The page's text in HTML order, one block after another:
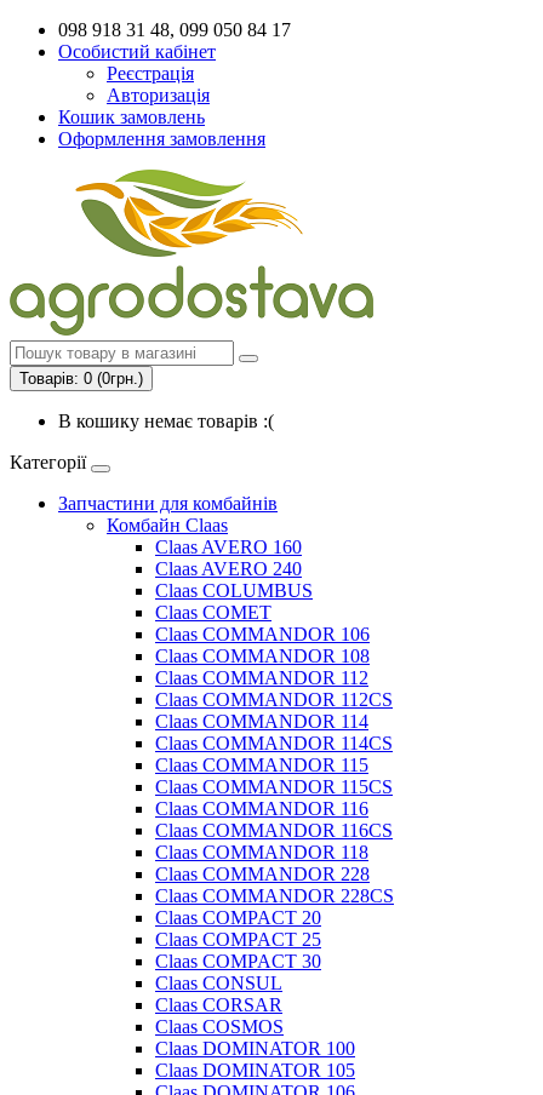
098 918 31 48, 099 050 84 17
Особистий кабінет
Реєстрація
Авторизація
Кошик замовлень
Оформлення замовлення
Товарів: 0 (0грн.)
В кошику немає товарів :(
Категорії
Запчастини для комбайнів
Комбайн Claas
Claas AVERO 160
Claas AVERO 240
Claas COLUMBUS
Claas COMET
Claas COMMANDOR 106
Claas COMMANDOR 108
Claas COMMANDOR 112
Claas COMMANDOR 112CS
Claas COMMANDOR 114
Claas COMMANDOR 114CS
Claas COMMANDOR 115
Claas COMMANDOR 115CS
Claas COMMANDOR 116
Claas COMMANDOR 116CS
Claas COMMANDOR 118
Claas COMMANDOR 228
Claas COMMANDOR 228CS
Claas COMPACT 20
Claas COMPACT 25
Claas COMPACT 30
Claas CONSUL
Claas CORSAR
Claas COSMOS
Claas DOMINATOR 100
Claas DOMINATOR 105